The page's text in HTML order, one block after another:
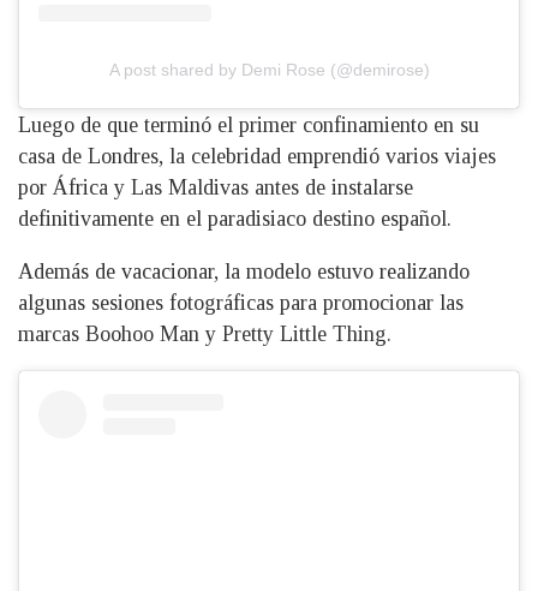
A post shared by Demi Rose (@demirose)
Luego de que terminó el primer confinamiento en su
casa de Londres, la celebridad emprendió varios viajes
por África y Las Maldivas antes de instalarse
definitivamente en el paradisiaco destino español.
Además de vacacionar, la modelo estuvo realizando
algunas sesiones fotográficas para promocionar las
marcas Boohoo Man y Pretty Little Thing.